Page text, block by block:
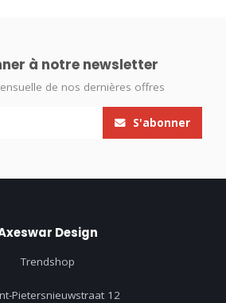
à notre newsletter
de nos dernières offres
S'abonner
Design
Trendshop
Pietersnieuwstraat 12